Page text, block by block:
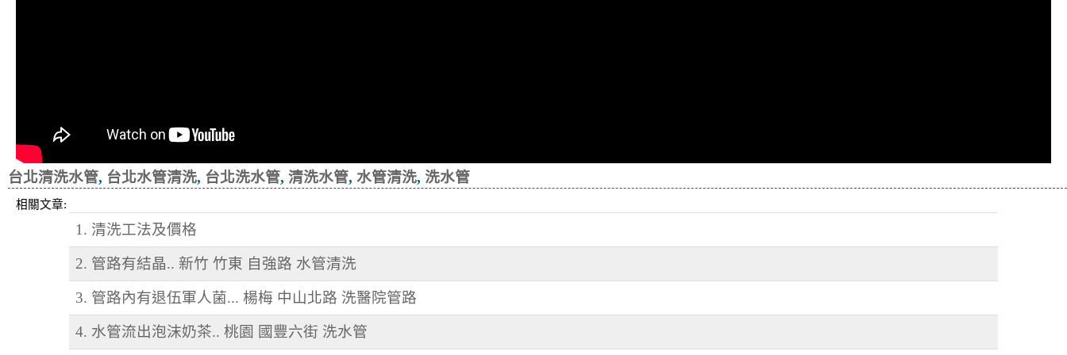
台北清洗水管, 台北水管清洗, 台北洗水管, 清洗水管, 水管清洗, 洗水管
相關文章:
1. 清洗工法及價格
2. 管路有結晶.. 新竹 竹東 自強路 水管清洗
3. 管路內有退伍軍人菌... 楊梅 中山北路 洗醫院管路
4. 水管流出泡沫奶茶.. 桃園 國豐六街 洗水管